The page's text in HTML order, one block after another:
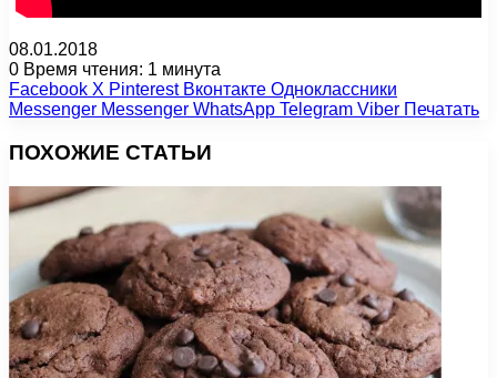
08.01.2018
0 Время чтения: 1 минута
Facebook X Pinterest Вконтакте Одноклассники
Messenger Messenger WhatsApp Telegram Viber Печатать
ПОХОЖИЕ СТАТЬИ